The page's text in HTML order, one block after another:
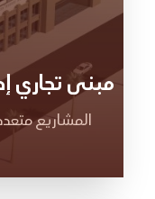
مبنى تجاري
المشاريع